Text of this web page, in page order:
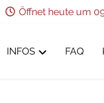
Öffnet heute um
INFOS FAQ